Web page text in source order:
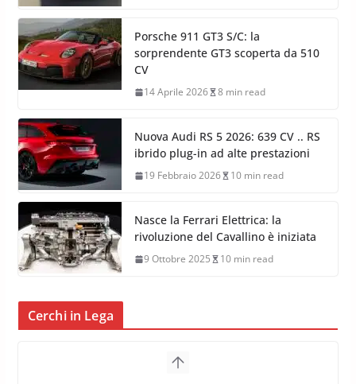
Porsche 911 GT3 S/C: la
sorprendente GT3 scoperta da 510
CV
14 Aprile 2026 8 min read
Nuova Audi RS 5 2026: 639 CV .. RS
ibrido plug-in ad alte prestazioni
19 Febbraio 2026 10 min read
Nasce la Ferrari Elettrica: la
rivoluzione del Cavallino è iniziata
9 Ottobre 2025 10 min read
Cerchi in Lega